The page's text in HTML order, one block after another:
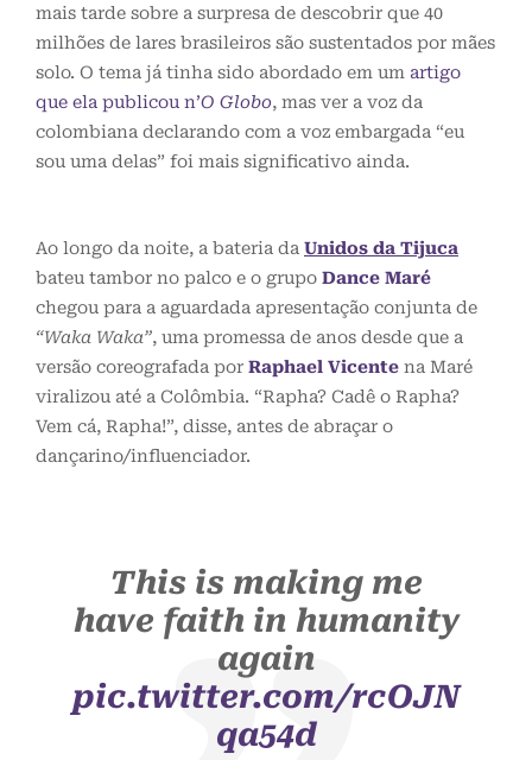
mais tarde sobre a surpresa de descobrir que 40
milhões de lares brasileiros são sustentados por mães
solo. O tema já tinha sido abordado em um artigo
que ela publicou n’O Globo, mas ver a voz da
colombiana declarando com a voz embargada “eu
sou uma delas” foi mais significativo ainda.
Ao longo da noite, a bateria da Unidos da Tijuca
bateu tambor no palco e o grupo Dance Maré
chegou para a aguardada apresentação conjunta de
“Waka Waka”, uma promessa de anos desde que a
versão coreografada por Raphael Vicente na Maré
viralizou até a Colômbia. “Rapha? Cadê o Rapha?
Vem cá, Rapha!”, disse, antes de abraçar o
dançarino/influenciador.
This is making me
have faith in humanity
again
pic.twitter.com/rcOJN
qa54d